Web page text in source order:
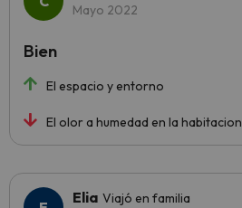
Mayo 2022
El espacio y entorno
El olor a humedad en la habitacion
Bien
Elia Viajó en familia